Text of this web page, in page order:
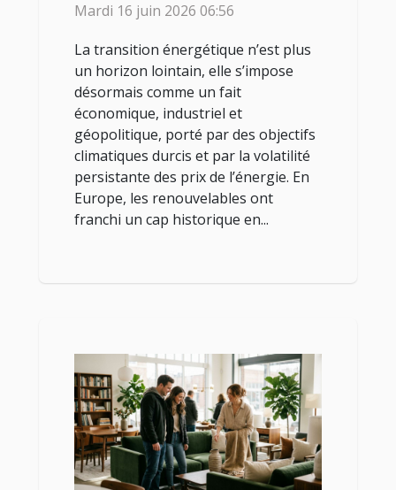
Mardi 16 juin 2026 06:56
La transition énergétique n’est plus
un horizon lointain, elle s’impose
désormais comme un fait
économique, industriel et
géopolitique, porté par des objectifs
climatiques durcis et par la volatilité
persistante des prix de l’énergie. En
Europe, les renouvelables ont
franchi un cap historique en...